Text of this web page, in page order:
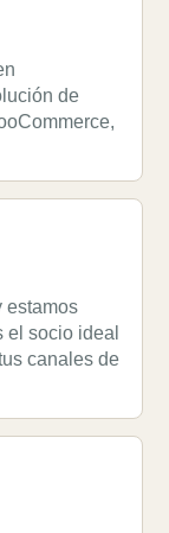
de
estamos
el socio ideal
canales de